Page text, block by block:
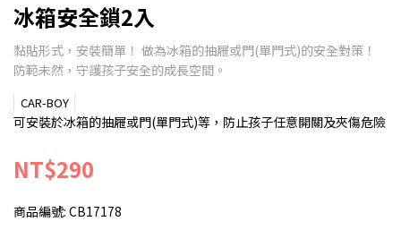
冰箱安全鎖2入
黏貼形式，安裝簡單！ 做為冰箱的抽屜或門(單門式)的安全對策！
防範未然，守護孩子安全的成長空間。
CAR-BOY
可安裝於冰箱的抽屜或門(單門式)等，防止孩子任意開關及夾傷危險
NT$290
商品編號: CB17178